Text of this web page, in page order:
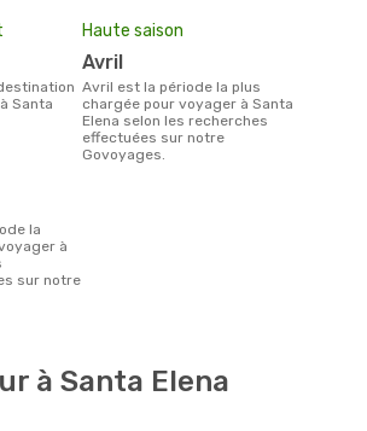
Santa
Haute saison
avril
avril est la période la plus
chargée pour voyager à Santa
Elena selon les recherches
effectuées sur notre
Govoyages.
à
sur notre
à Santa Elena